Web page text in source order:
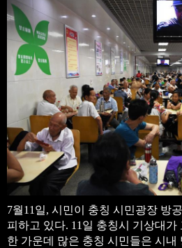
연예 관광
생생 중국어
7월11일, 시민이 충칭 시민광장 방
피하고 있다. 11일 충칭시 기상대가
한 가운데 많은 충칭 시민들은 시내